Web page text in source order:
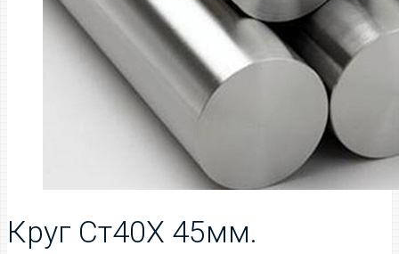
Круг Ст40Х 45мм.